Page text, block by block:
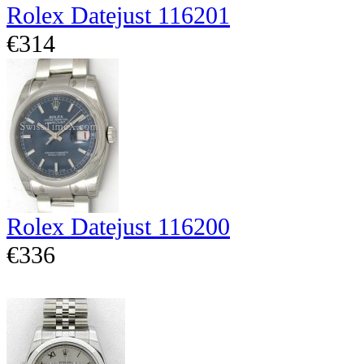
Rolex Datejust 116201
€314
Rolex Datejust 116200
€336